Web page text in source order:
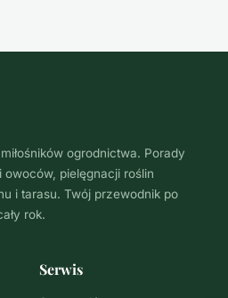
ogrodnictwa. Porady
pielęgnacji roślin
i tarasu. Twój przewodnik po
rok.
Serwis